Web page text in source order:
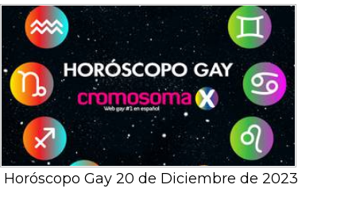
Horóscopo Gay 20 de Diciembre de 2023